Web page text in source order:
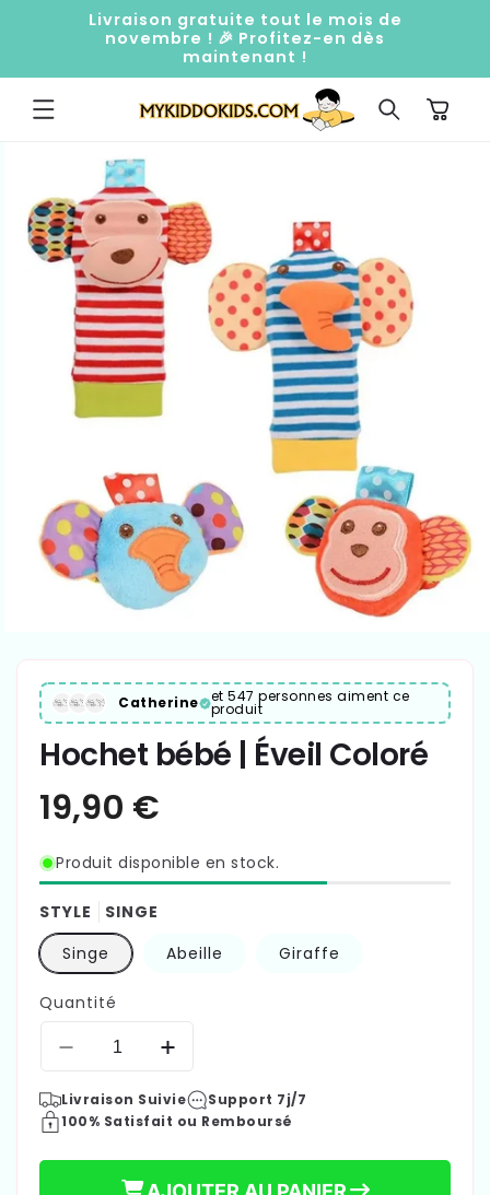
Livraison gratuite tout le mois de
novembre ! 🎉 Profitez-en dès
maintenant !
Panier
Catherine et 547 personnes aiment ce
produit
Hochet bébé | Éveil Coloré
19,90 €
Produit disponible en stock.
STYLE
SINGE
Singe
Abeille Giraffe
Quantité
Réduire
quantité
de
Augmenter
quantité
de
Livraison Suivie
Support 7j/7
100% Satisfait ou Remboursé